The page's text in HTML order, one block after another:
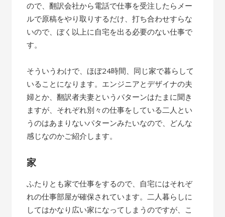
ので、翻訳会社から電話で仕事を受注したらメー
ルで原稿をやり取りするだけ、打ち合わせすらな
いので、ぼく以上に自宅を出る必要のない仕事で
す。
そういうわけで、ほぼ24時間、同じ家で暮らして
いることになります。エンジニアとデザイナの夫
婦とか、翻訳者夫妻というパターンはたまに聞き
ますが、それぞれ別々の仕事をしている二人とい
うのはあまりないパターンみたいなので、どんな
感じなのかご紹介します。
家
ふたりとも家で仕事をするので、自宅にはそれぞ
れの仕事部屋が確保されています。二人暮らしに
してはかなり広い家になってしまうのですが、こ